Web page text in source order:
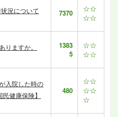
況について 7370
☆☆
☆☆
りますか。
1383
5
☆☆
☆☆
入院した時の
健康保険】
480
☆☆
☆☆
☆